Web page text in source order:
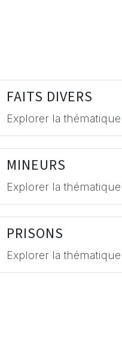
FAITS DIVERS
Explorer la thématique
MINEURS
Explorer la thématique
PRISONS
Explorer la thématique